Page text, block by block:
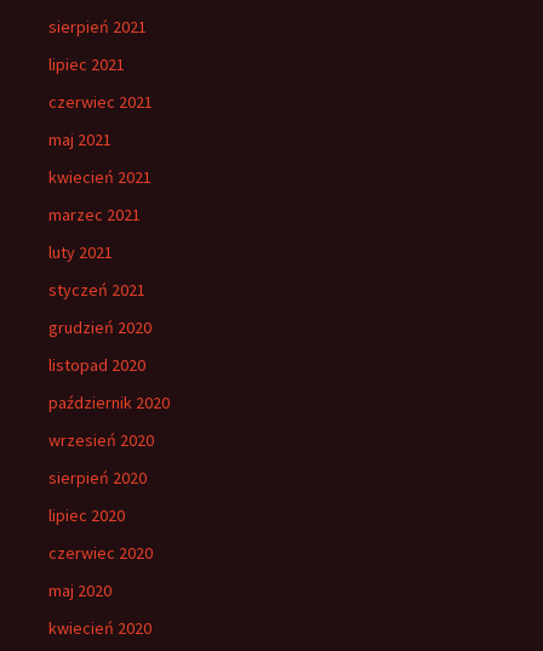
sierpień 2021
lipiec 2021
czerwiec 2021
maj 2021
kwiecień 2021
marzec 2021
luty 2021
styczeń 2021
grudzień 2020
listopad 2020
październik 2020
wrzesień 2020
sierpień 2020
lipiec 2020
czerwiec 2020
maj 2020
kwiecień 2020